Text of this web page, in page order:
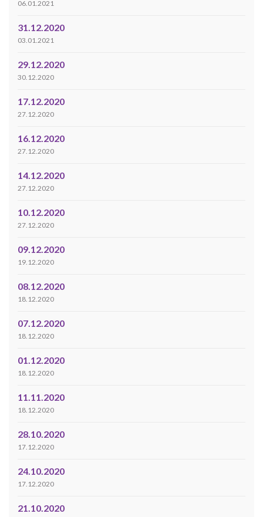
06.01.2021
31.12.2020
03.01.2021
29.12.2020
30.12.2020
17.12.2020
27.12.2020
16.12.2020
27.12.2020
14.12.2020
27.12.2020
10.12.2020
27.12.2020
09.12.2020
19.12.2020
08.12.2020
18.12.2020
07.12.2020
18.12.2020
01.12.2020
18.12.2020
11.11.2020
18.12.2020
28.10.2020
17.12.2020
24.10.2020
17.12.2020
21.10.2020